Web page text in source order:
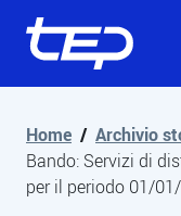
Tep - Trasporti
Home / Archivio
Bando: Servizi di
per il periodo 01/